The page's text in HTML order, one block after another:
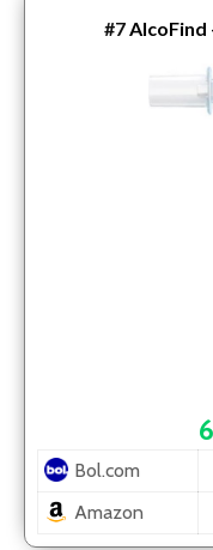
#7 AlcoFind
Bol.com
Amazon